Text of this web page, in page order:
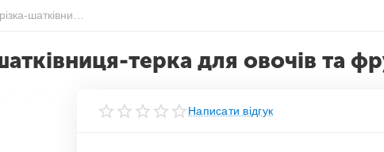
терка для овочів та
Написати відгук